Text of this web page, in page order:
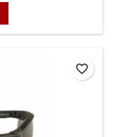
favorite_border